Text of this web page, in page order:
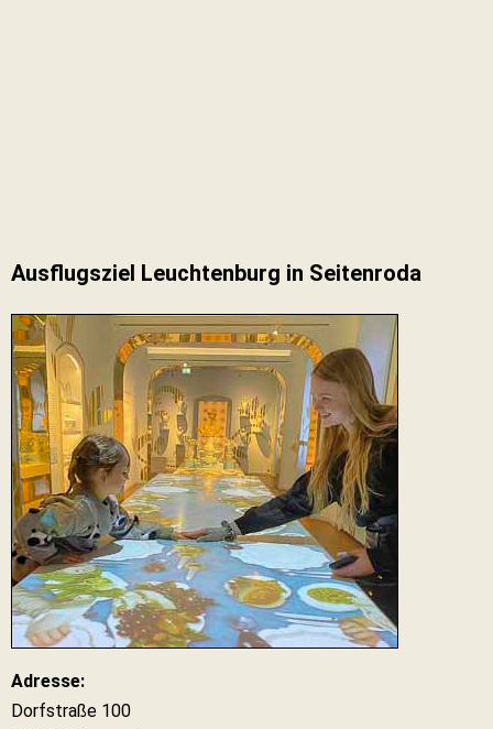
Ausflugsziel Leuchtenburg in Seitenroda
Adresse:
Dorfstraße 100